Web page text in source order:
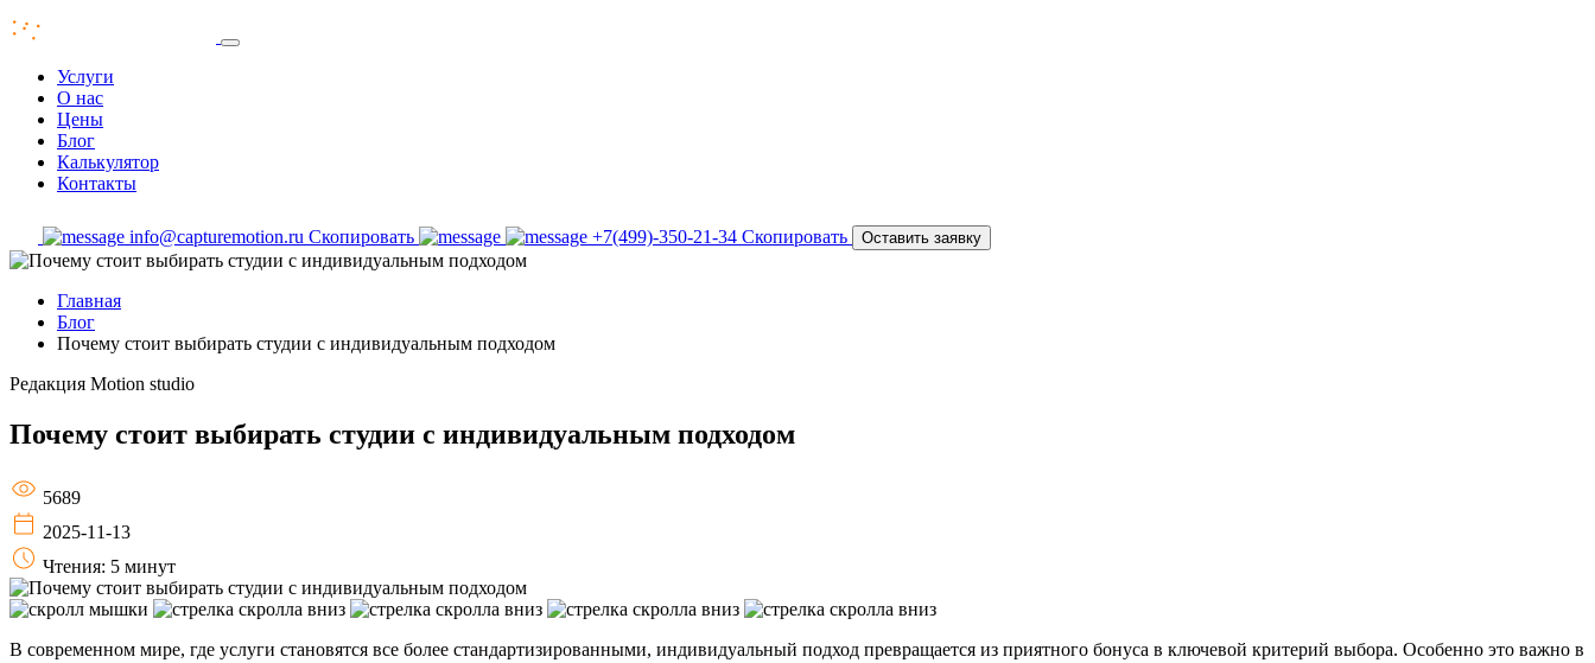
Услуги
О нас
Цены
Блог
Калькулятор
Контакты
info@capturemotion.ru Скопировать +7(499)-350-21-34 Скопировать Оставить заявку
Главная
Блог
Почему стоит выбирать студии с индивидуальным подходом
Редакция Motion studio
Почему стоит выбирать студии с индивидуальным подходом
5689
2025-11-13
Чтения: 5 минут
В современном мире, где услуги становятся все более стандартизированными, индивидуальный подход превращается из приятного бонуса в ключевой критерий выбора. Особенно это важно в